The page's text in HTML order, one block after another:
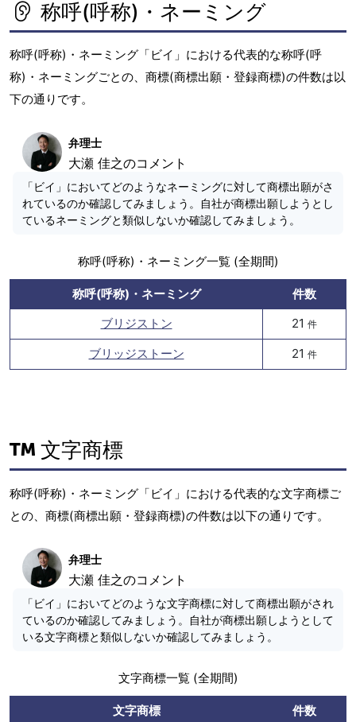
称呼(呼称)・ネーミング
称呼(呼称)・ネーミング「ビイ」における代表的な称呼(呼
称)・ネーミングごとの、商標(商標出願・登録商標)の件数は以
下の通りです。
弁理士
大瀬 佳之のコメント
「ビイ」においてどのようなネーミングに対して商標出願がさ
れているのか確認してみましょう。自社が商標出願しようとし
ているネーミングと類似しないか確認してみましょう。
称呼(呼称)・ネーミング一覧 (全期間)
称呼(呼称)・ネーミング
件数
ブリジストン
21 件
ブリッジストーン 21 件
文字商標
称呼(呼称)・ネーミング「ビイ」における代表的な文字商標ご
との、商標(商標出願・登録商標)の件数は以下の通りです。
弁理士
大瀬 佳之のコメント
「ビイ」においてどのような文字商標に対して商標出願がされ
ているのか確認してみましょう。自社が商標出願しようとして
いる文字商標と類似しないか確認してみましょう。
文字商標一覧 (全期間)
文字商標
件数